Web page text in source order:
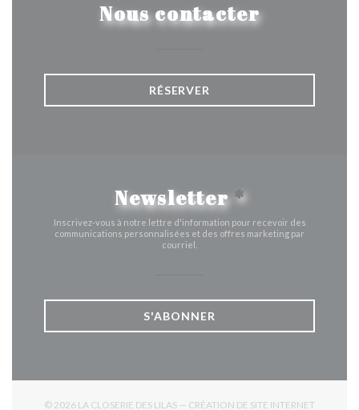
Nous contacter
RÉSERVER
Newsletter*
Inscrivez-vous à notre lettre d'information pour recevoir des
communications personnalisées et des offres marketing par
courriel.
S'ABONNER
© 2026 LA CLOSERIE DES LILAS — CRÉATION DE SITE INTERNET